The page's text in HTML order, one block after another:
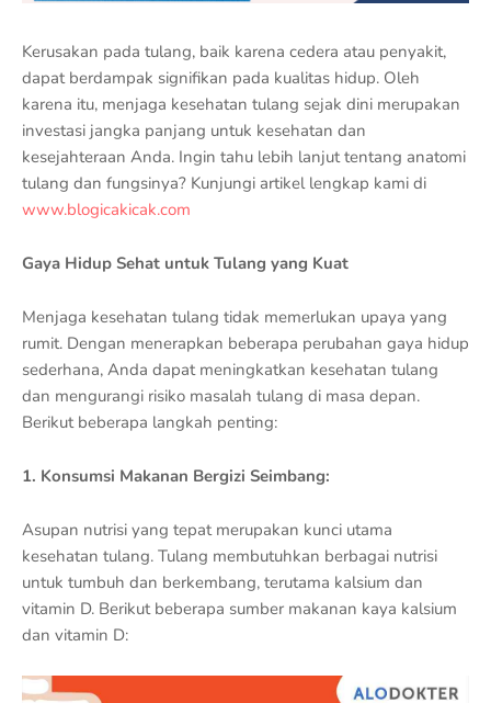
Kerusakan pada tulang, baik karena cedera atau penyakit,
dapat berdampak signifikan pada kualitas hidup. Oleh
karena itu, menjaga kesehatan tulang sejak dini merupakan
investasi jangka panjang untuk kesehatan dan
kesejahteraan Anda. Ingin tahu lebih lanjut tentang anatomi
tulang dan fungsinya? Kunjungi artikel lengkap kami di
www.blogicakicak.com
Gaya Hidup Sehat untuk Tulang yang Kuat
Menjaga kesehatan tulang tidak memerlukan upaya yang
rumit. Dengan menerapkan beberapa perubahan gaya hidup
sederhana, Anda dapat meningkatkan kesehatan tulang
dan mengurangi risiko masalah tulang di masa depan.
Berikut beberapa langkah penting:
1. Konsumsi Makanan Bergizi Seimbang:
Asupan nutrisi yang tepat merupakan kunci utama
kesehatan tulang. Tulang membutuhkan berbagai nutrisi
untuk tumbuh dan berkembang, terutama kalsium dan
vitamin D. Berikut beberapa sumber makanan kaya kalsium
dan vitamin D: